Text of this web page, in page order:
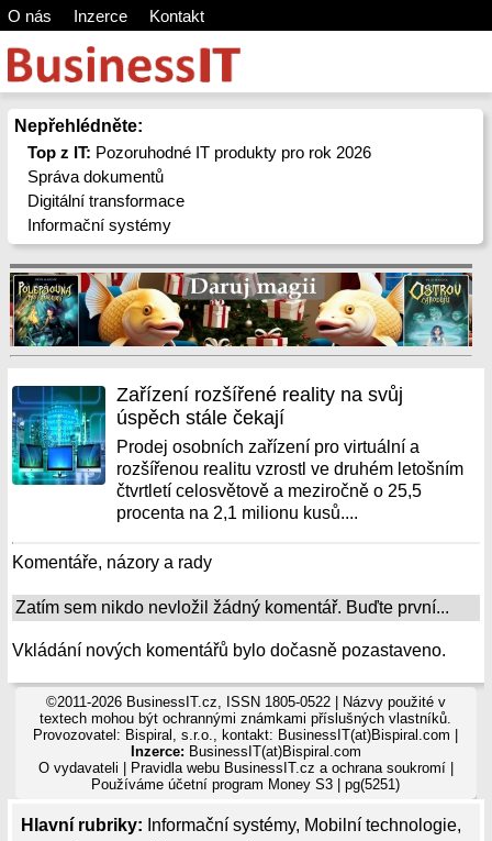
O nás Inzerce Kontakt
Nepřehlédněte:
Top z IT: Pozoruhodné IT produkty pro rok 2026
Správa dokumentů
Digitální transformace
Informační systémy
Hlavní rubriky: Informační systémy, Mobilní technologie,
Zařízení rozšířené reality na svůj
úspěch stále čekají
Prodej osobních zařízení pro virtuální a
rozšířenou realitu vzrostl ve druhém letošním
čtvrtletí celosvětově a meziročně o 25,5
procenta na 2,1 milionu kusů....
Komentáře, názory a rady
Zatím sem nikdo nevložil žádný komentář. Buďte první...
Vkládání nových komentářů bylo dočasně pozastaveno.
©2011-2026 BusinessIT.cz, ISSN 1805-0522 | Názvy použité v
textech mohou být ochrannými známkami příslušných vlastníků.
Provozovatel: Bispiral, s.r.o., kontakt: BusinessIT(at)Bispiral.com |
Inzerce: BusinessIT(at)Bispiral.com
O vydavateli
Pravidla webu BusinessIT.cz a ochrana soukromí|
Používámeúčetní program Money S3 | pg(5251)